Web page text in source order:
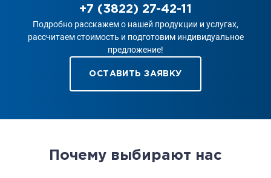
+7 (3822) 27-42-11
Подробно расскажем о нашей продукции и услугах,
рассчитаем стоимость и подготовим индивидуальное
предложение!
ОСТАВИТЬ ЗАЯВКУ
Почему выбирают нас